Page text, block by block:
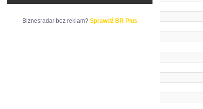
Biznesradar bez reklam? Sprawdź BR Plus